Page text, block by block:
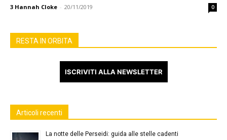
3 Hannah Cloke - 20/11/2019 0
RESTA IN ORBITA
ISCRIVITI ALLA NEWSLETTER
Articoli recenti
La notte delle Perseidi: guida alle stelle cadenti